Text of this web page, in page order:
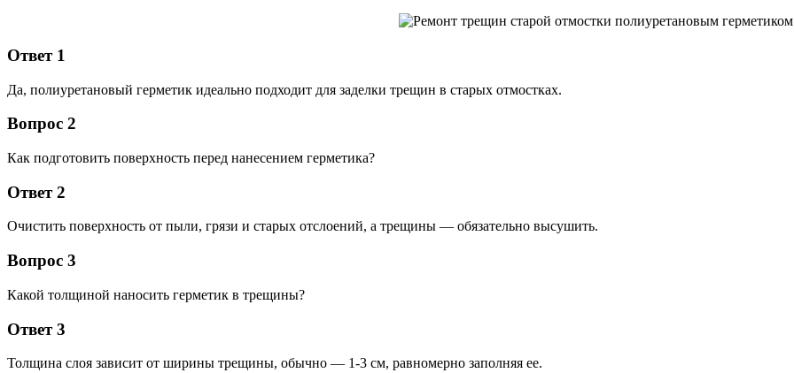
Ответ 1
Да, полиуретановый герметик идеально подходит для заделки трещин в старых отмостках.
Вопрос 2
Как подготовить поверхность перед нанесением герметика?
Ответ 2
Очистить поверхность от пыли, грязи и старых отслоений, а трещины — обязательно высушить.
Вопрос 3
Какой толщиной наносить герметик в трещины?
Ответ 3
Толщина слоя зависит от ширины трещины, обычно — 1-3 см, равномерно заполняя ее.